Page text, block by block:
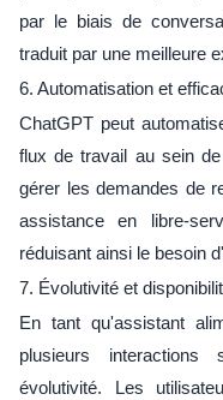
par le biais de
traduit par une meilleure
6. Automatisation et
ChatGPT peut
flux de travail au sein
gérer les demandes de
assistance en libre-
réduisant ainsi le besoin
7. Évolutivité et
En tant qu'assistant
plusieurs
évolutivité. Les